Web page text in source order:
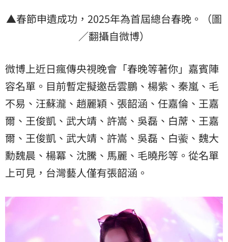
▲春節申遺成功，2025年為首屆總台春晚。（圖
／翻攝自微博）
微博上近日瘋傳央視晚會「春晚等著你」嘉賓陣
容名單。目前暫定擬邀岳雲鵬、楊紫、秦嵐、毛
不易、汪蘇瀧、趙麗穎、張韶涵、任嘉倫、王嘉
爾、王俊凱、武大靖、許嵩、吳磊、白蓆、王嘉
爾、王俊凱、武大靖、許嵩、吳磊、白藌、魏大
勳魏晨、楊冪、沈騰、馬麗、毛曉彤等。從名單
上可見，台灣藝人僅有張韶涵。